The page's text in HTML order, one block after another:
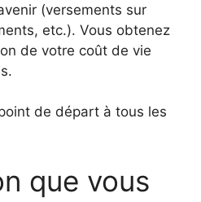
(versements sur
etc.). Vous obtenez
de votre coût de vie
de départ à tous les
que vous